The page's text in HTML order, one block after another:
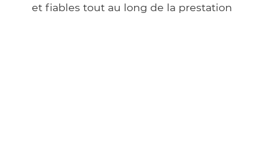
et fiables tout au long de la prestation